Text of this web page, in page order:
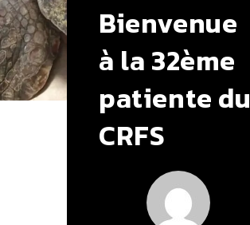
Bienvenue
à la 32ème
patiente du
CRFS